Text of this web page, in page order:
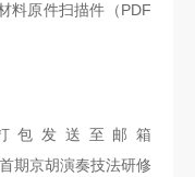
料原件扫描件（PDF
包发送至邮箱
期京胡演奏技法研修